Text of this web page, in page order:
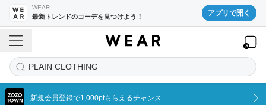
WEAR
最新トレンドのコーデを見つけよう！ アプリで開く
PLAIN CLOTHING
新規会員登録で1,000ptもらえるチャンス